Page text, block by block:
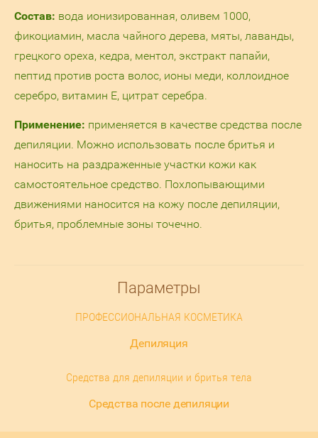
Состав: вода ионизированная, оливем 1000,
фикоциамин, масла чайного дерева, мяты, лаванды,
грецкого ореха, кедра, ментол, экстракт папайи,
пептид против роста волос, ионы меди, коллоидное
серебро, витамин Е, цитрат серебра.
Применение: применяется в качестве средства после
депиляции. Можно использовать после бритья и
наносить на раздраженные участки кожи как
самостоятельное средство. Похлопывающими
движениями наносится на кожу после депиляции,
бритья, проблемные зоны точечно.
Параметры
ПРОФЕССИОНАЛЬНАЯ КОСМЕТИКА
Депиляция
Средства для депиляции и бритья тела
Средства после депиляции